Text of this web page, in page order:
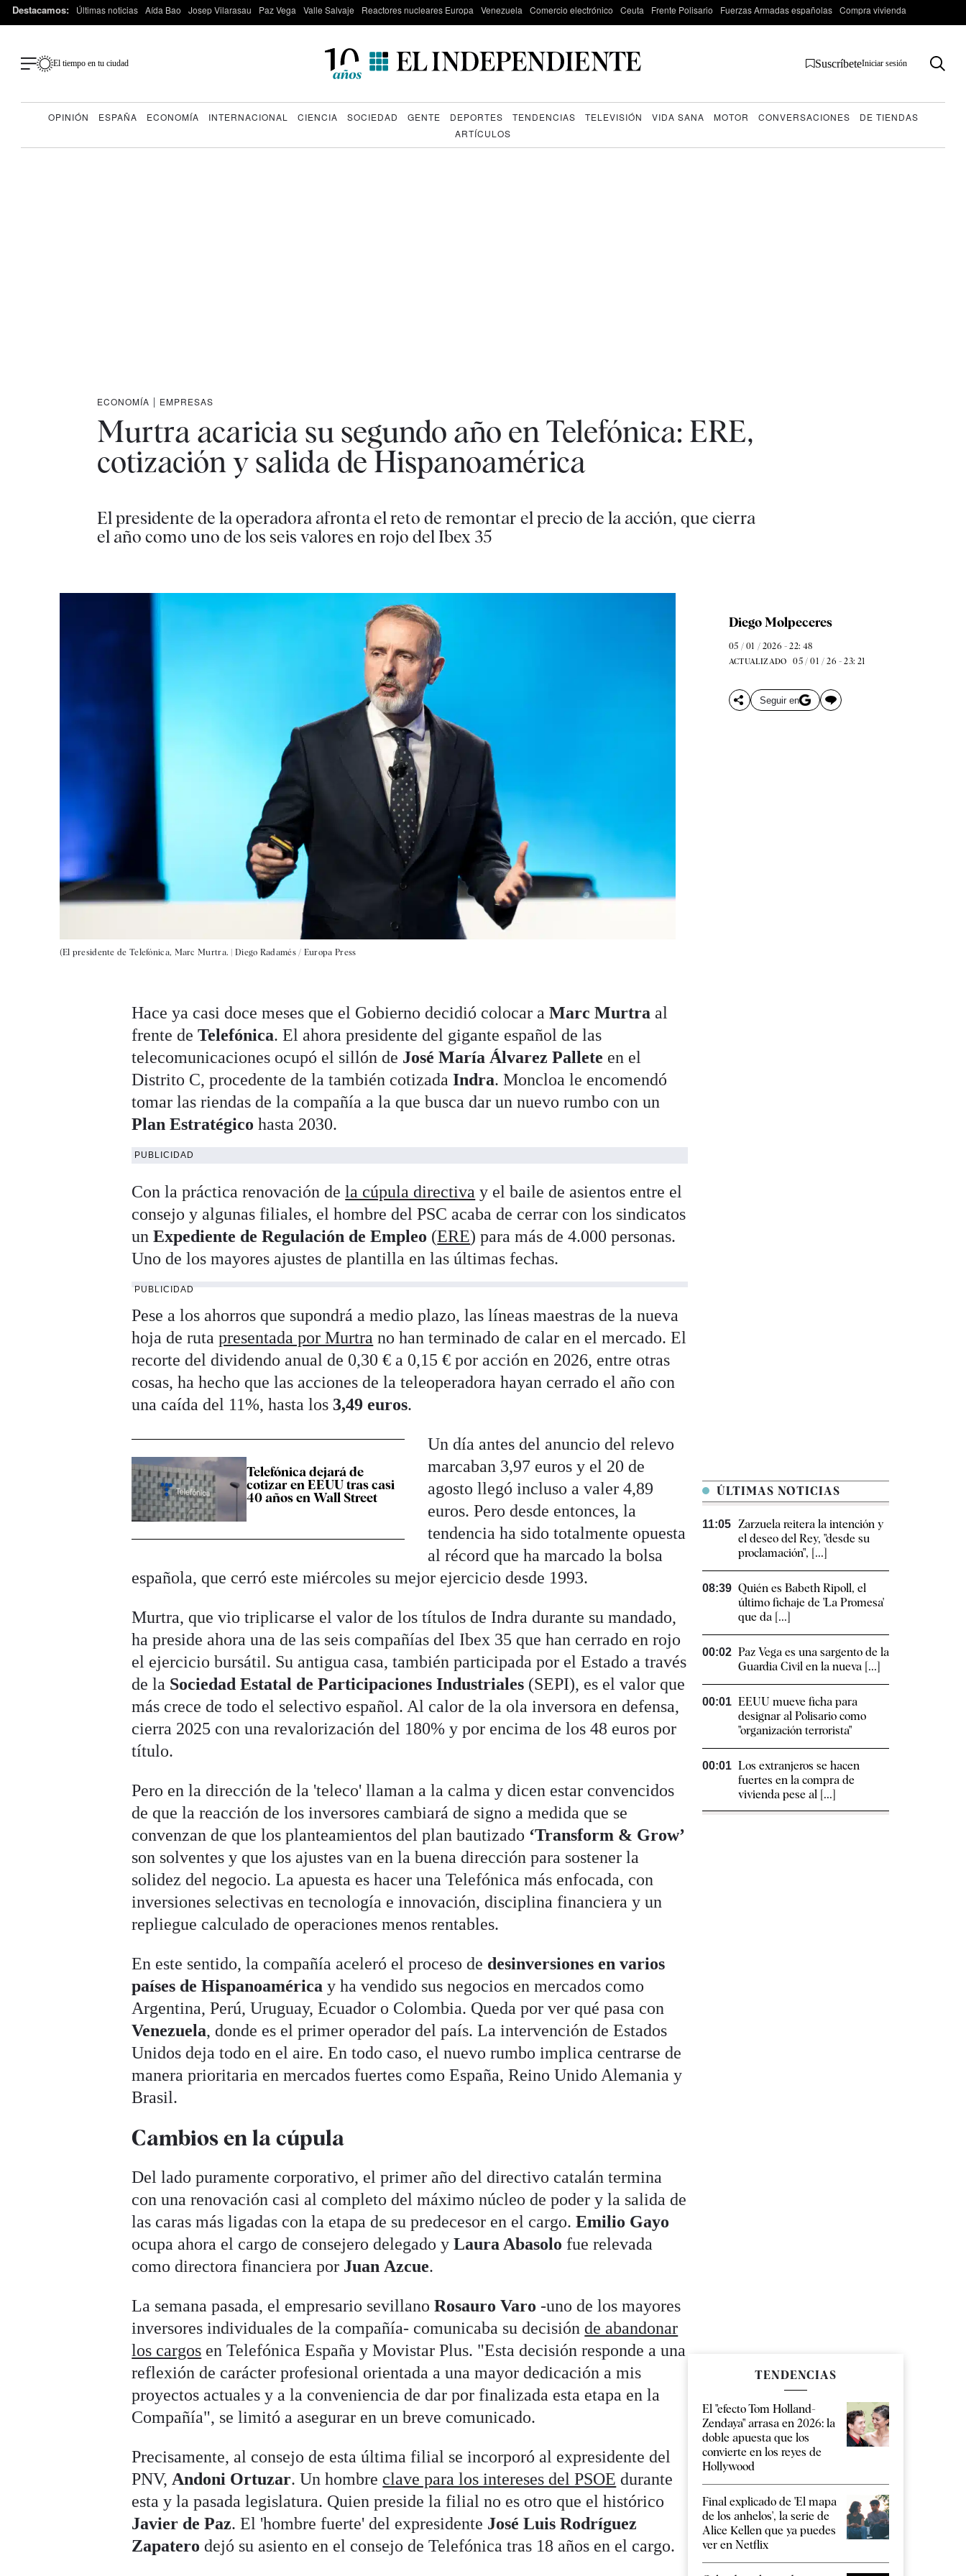
Destacamos: Últimas noticias Aída Bao Josep Vilarasau Paz Vega Valle Salvaje Reactores nucleares Europa Venezuela Comercio electrónico Ceuta Frente Polisario Fuerzas Armadas españolas Compra vivienda
El tiempo en tu ciudad SuscríbeteIniciar sesión
OPINIÓN ESPAÑA ECONOMÍA INTERNACIONAL CIENCIA SOCIEDAD GENTE DEPORTES TENDENCIAS TELEVISIÓN VIDA SANA MOTOR CONVERSACIONES
DE TIENDAS
ARTÍCULOS
ECONOMÍA | EMPRESAS
Murtra acaricia su segundo año en Telefónica: ERE,
cotización y salida de Hispanoamérica
El presidente de la operadora afronta el reto de remontar el precio de la acción, que cierra
el año como uno de los seis valores en rojo del Ibex 35
(El presidente de Telefónica, Marc Murtra. |Diego Radamés / Europa Press
Diego Molpeceres
05 / 01 / 2026 - 22: 48
ACTUALIZADO 05 / 01 / 26 - 23: 21
Seguir en
Hace ya casi doce meses que el Gobierno decidió colocar aMarc Murtra al
frente deTelefónica. El ahora presidente del gigante español de las
telecomunicaciones ocupó el sillón de José María Álvarez Pallete en el
Distrito C, procedente de la también cotizadaIndra. Moncloa le encomendó
tomar las riendas de la compañía a la que busca dar un nuevo rumbo con un
Plan Estratégicohasta 2030.
PUBLICIDAD
Con la práctica renovación dela cúpula directiva y el baile de asientos entre el
consejo y algunas filiales, el hombre del PSC acaba de cerrar con los sindicatos
unExpediente de Regulación de Empleo (ERE) para más de 4.000 personas.
Uno de los mayores ajustes de plantilla en las últimas fechas.
PUBLICIDAD
Pese a los ahorros que supondrá a medio plazo, las líneas maestras de la nueva
hoja de rutapresentada por Murtra no han terminado de calar en el mercado. El
recorte del dividendo anual de 0,30 € a 0,15 € por acción en 2026, entre otras
cosas, ha hecho que las acciones de la teleoperadora hayan cerrado el año con
una caída del 11%, hasta los 3,49 euros.
Telefónica dejará de
cotizar en EEUU tras casi
40 años en Wall Street
Un día antes del anuncio del relevo
marcaban 3,97 euros y el 20 de
agosto llegó incluso a valer 4,89
euros. Pero desde entonces, la
tendencia ha sido totalmente opuesta
al récord que ha marcado la bolsa
española, que cerró este miércoles su mejor ejercicio desde 1993.
Murtra, que vio triplicarse el valor de los títulos de Indra durante su mandado,
ha preside ahora una de las seis compañías del Ibex 35 que han cerrado en rojo
el ejercicio bursátil. Su antigua casa, también participada por el Estado a través
de la Sociedad Estatal de Participaciones Industriales (SEPI), es el valor que
más crece de todo el selectivo español. Al calor de la ola inversora en defensa,
cierra 2025 con una revalorización del 180% y por encima de los 48 euros por
título.
Pero en la dirección de la 'teleco' llaman a la calma y dicen estar convencidos
de que la reacción de los inversores cambiará de signo a medida que se
convenzan de que los planteamientos del plan bautizado ‘Transform & Grow’
son solventes y que los ajustes van en la buena dirección para sostener la
solidez del negocio. La apuesta es hacer una Telefónica más enfocada, con
inversiones selectivas en tecnología e innovación, disciplina financiera y un
repliegue calculado de operaciones menos rentables.
En este sentido, la compañía aceleró el proceso de desinversiones en varios
países de Hispanoamérica y ha vendido sus negocios en mercados como
Argentina, Perú, Uruguay, Ecuador o Colombia. Queda por ver qué pasa con
Venezuela, donde es el primer operador del país. La intervención de Estados
Unidos deja todo en el aire. En todo caso, el nuevo rumbo implica centrarse de
manera prioritaria en mercados fuertes como España, Reino Unido Alemania y
Brasil.
Cambios en la cúpula
Del lado puramente corporativo, el primer año del directivo catalán termina
con una renovación casi al completo del máximo núcleo de poder y la salida de
las caras más ligadas con la etapa de su predecesor en el cargo.Emilio Gayo
ocupa ahora el cargo de consejero delegado yLaura Abasolofue relevada
como directora financiera por Juan Azcue.
La semana pasada, el empresario sevillano Rosauro Varo -uno de los mayores
inversores individuales de la compañía- comunicaba su decisiónde abandonar
los cargos en Telefónica España y Movistar Plus. "Esta decisión responde a una
reflexión de carácter profesional orientada a una mayor dedicación a mis
proyectos actuales y a la conveniencia de dar por finalizada esta etapa en la
Compañía", se limitó a asegurar en un breve comunicado.
Precisamente, al consejo de esta última filial se incorporó al expresidente del
PNV, Andoni Ortuzar. Un hombre clave para los intereses del PSOE durante
esta y la pasada legislatura. Quien preside la filial no es otro que el histórico
Javier de Paz. El 'hombre fuerte' del expresidente José Luis Rodríguez
Zapatero dejó su asiento en el consejo de Telefónica tras 18 años en el cargo.
ÚLTIMAS NOTICIAS
11:05 Zarzuela reitera la intención y
el deseo del Rey, "desde su
proclamación", [...]
08:39 Quién es Babeth Ripoll, el
último fichaje de 'La Promesa'
que da [...]
00:02 Paz Vega es una sargento de la
Guardia Civil en la nueva [...]
00:01 EEUU mueve ficha para
designar al Polisario como
"organización terrorista"
00:01 Los extranjeros se hacen
fuertes en la compra de
vivienda pese al [...]
TENDENCIAS
El "efecto Tom Holland-
Zendaya" arrasa en 2026: la
doble apuesta que los
convierte en los reyes de
Hollywood
Final explicado de 'El mapa
de los anhelos', la serie de
Alice Kellen que ya puedes
ver en Netflix